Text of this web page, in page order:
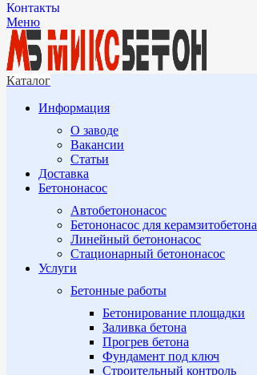
Контакты
Меню
Каталог
Информация
О заводе
Вакансии
Статьи
Доставка
Бетононасос
Автобетононасос
Бетононасос для керамзитобетона
Линейный бетононасос
Стационарный бетононасос
Услуги
Бетонные работы
Бетонирование площадки
Заливка бетона
Прогрев бетона
Фундамент под ключ
Строительный контроль